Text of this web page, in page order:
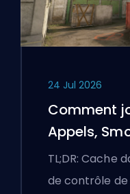
24 Jul 2026
Comment
Appels,
Conseils
TL;DR: Cache
de contrôle de